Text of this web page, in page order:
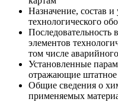
Назначение, состав и
технологического
элементов
том числе аварийного
Установленные
отражающие штатное
Общие сведения о
применяемых